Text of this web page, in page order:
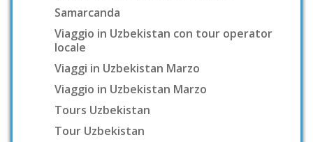
Samarcanda
Viaggio in Uzbekistan con tour operator
locale
Viaggi in Uzbekistan Marzo
Viaggio in Uzbekistan Marzo
Tours Uzbekistan
Tour Uzbekistan